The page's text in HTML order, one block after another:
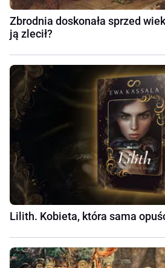
Zbrodnia doskonała sprzed
ją zlecił?
Lilith. Kobieta, która sama